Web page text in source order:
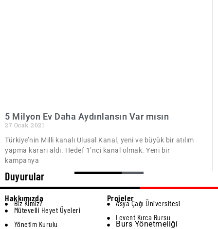
5 Milyon Ev Daha Aydınlansın Var mısın
27 Ocak 2021
Türkiye’nin Milli kanalı Ulusal Kanal, yeni ve büyük bir atılım
yapma kararı aldı. Hedef 1’nci kanal olmak. Yeni bir
kampanya
Duyurular
Hakkımızda
Biz Kimiz?
Mütevelli Heyet Üyeleri
Yönetim Kurulu
Projeler
Asya Çağı Üniversitesi
Levent Kırca Bursu
Burs Yönetmeliği